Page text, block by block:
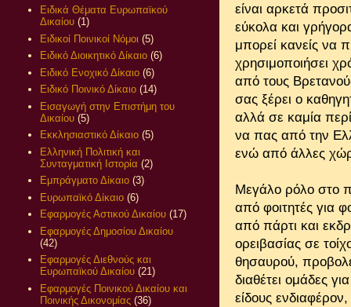
είναι αρκετά
εύκολα και
μπορεί κανείς να
χρησιμοποιήσει
από τους
σας ξέρει ο
αλλά σε καμία
να πας από την
ενώ από άλλες
Μεγάλο ρόλο στο
από φοιτητές για
από πάρτι και
ορειβασίας σε
θησαυρού,
διαθέτει ομάδες
είδους
Ειδικά Θέματα Ευρωπαϊκού
Δικαίου (1)
Ειδικοί Ποινικοί Νόμοι (5)
Ειδικό Διοικητικό Δίκαιο (6)
Ειδικό Ενοχικό Δίκαιο (6)
Ειδικό Ποινικό Δίκαιο (14)
Εισαγωγή στην Επιστήμη του
Δικαίου (5)
Εκκλησιαστικό Δίκαιο (5)
Ελληνική Πολιτική και
Συνταγματική Ιστορία (2)
Εμπράγματο Δίκαιο (3)
Ευρωπαϊκό Δίκαιο (6)
Εφαρμογές Αστικού Δικαίου (17)
Εφαρμογές Δημοσίου Δικαίου
(42)
Εφαρμογές Διεθνούς και
Ευρωπαϊκού Δικαίου (21)
Εφαρμογές Ποινικού Δικαίου και
Ποινικής Δικονομίας (36)